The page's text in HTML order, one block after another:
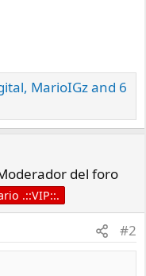
, MarioIGzand 6
del foro
.::VIP::.
#2